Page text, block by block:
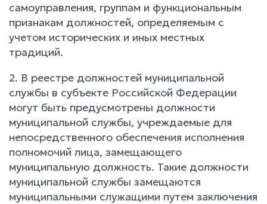
самоуправления, группам и функциональным
признакам должностей, определяемым с
учетом исторических и иных местных
традиций.
2. В реестре должностей муниципальной
службы в субъекте Российской Федерации
могут быть предусмотрены должности
муниципальной службы, учреждаемые для
непосредственного обеспечения исполнения
полномочий лица, замещающего
муниципальную должность. Такие должности
муниципальной службы замещаются
муниципальными служащими путем заключения